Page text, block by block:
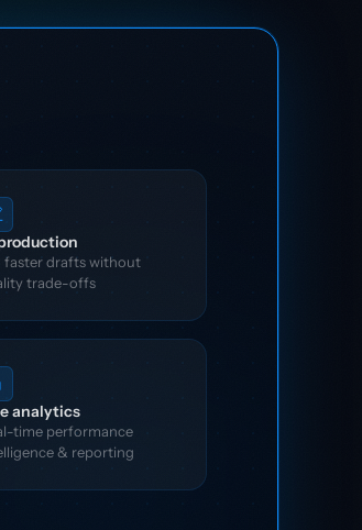
faster drafts without
trade-offs
analytics
time performance
& reporting